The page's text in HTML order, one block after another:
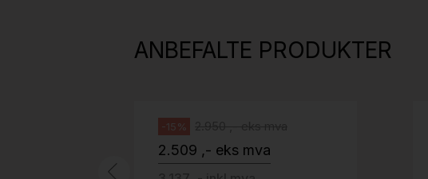
ANBEFALTE PRODUKTER
grått fotkryss, Pent brukt
-15%
2.509 ,- eks mva